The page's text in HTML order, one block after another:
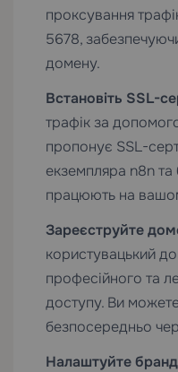
проксування
5678,
домену.
Встановіть SSL-
трафік за
пропонує SSL-
екземпляра n8n
працюють на
Зареєструйте
користувацький
професійного та
доступу. Ви
безпосередньо
Налаштуйте